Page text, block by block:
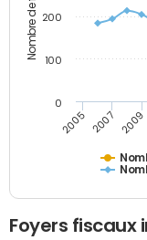
2005 2007 2009
0
100
200
Foyers fiscaux